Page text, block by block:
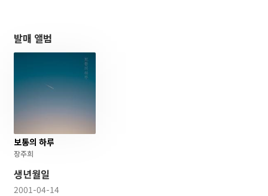
발매 앨범
보통의 하루
장주희
생년월일
2001-04-14